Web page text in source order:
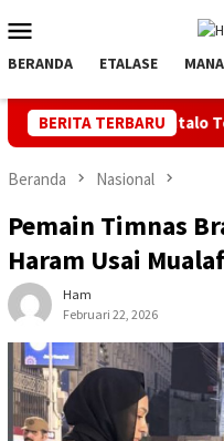
ke
kontenMobile
BERANDA ETALASE
BERITA TERBARU
Terang. PLN
Beranda Nasional
Pemain Timnas
Haram Usai
Ham
Februari 22, 2026